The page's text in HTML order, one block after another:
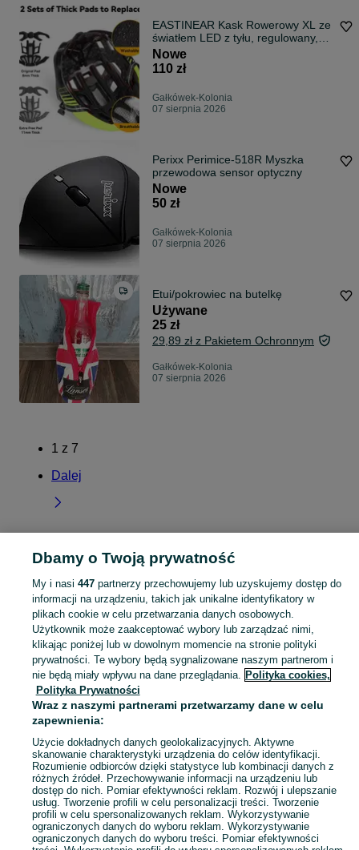
EASTINEAR Kask Rowerowy XL ze
światłem LED z tyłu, regulowany,
OPIS!
Nowe
110 zł
Gałkówek-Kolonia
07 sierpnia 2026
Perixx Perimice-518R Myszka
przewodowa sensor optyczny
Nowe
50 zł
Gałkówek-Kolonia
07 sierpnia 2026
Etui/pokrowiec na butelkę
Używane
25 zł
29,89 zł z Pakietem Ochronnym
Gałkówek-Kolonia
07 sierpnia 2026
1 z 7
Dalej
Strona główna Łódzkie Gałkówek-Kolonia
KATEGORIA
Skorzystaj z największego serwisu ogłoszeniowego - Gałkówek-Kolonia i okolice! Kupuj to, czego pragniesz i sprzedawaj to, czego już nie potrzebujesz! Zobacz
Mapa kategorii
Mapa miejscowości
Mapa ministron
Popularne wyszukiwania
Dbamy o Twoją prywatność
My i nasi 447partnerzy przechowujemy lub uzyskujemy dostęp do
informacji na urządzeniu, takich jak unikalne identyfikatory w
plikach cookie w celu przetwarzania danych osobowych.
Użytkownik może zaakceptować wybory lub zarządzać nimi,
klikając poniżej lub w dowolnym momencie na stronie polityki
prywatności. Te wybory będą sygnalizowane naszym partnerom i
nie będą miały wpływu na dane przeglądania. Polityka cookies,
Polityka Prywatności
Wraz z naszymi partnerami przetwarzamy dane w celu
zapewnienia:
Użycie dokładnych danych geolokalizacyjnych. Aktywne
skanowanie charakterystyki urządzenia do celów identyfikacji.
Rozumienie odbiorców dzięki statystyce lub kombinacji danych z
różnych źródeł. Przechowywanie informacji na urządzeniu lub
dostęp do nich. Pomiar efektywności reklam. Rozwój i ulepszanie
usług. Tworzenie profili w celu personalizacji treści. Tworzenie
profili w celu spersonalizowanych reklam. Wykorzystywanie
ograniczonych danych do wyboru reklam. Wykorzystywanie
ograniczonych danych do wyboru treści. Pomiar efektywności